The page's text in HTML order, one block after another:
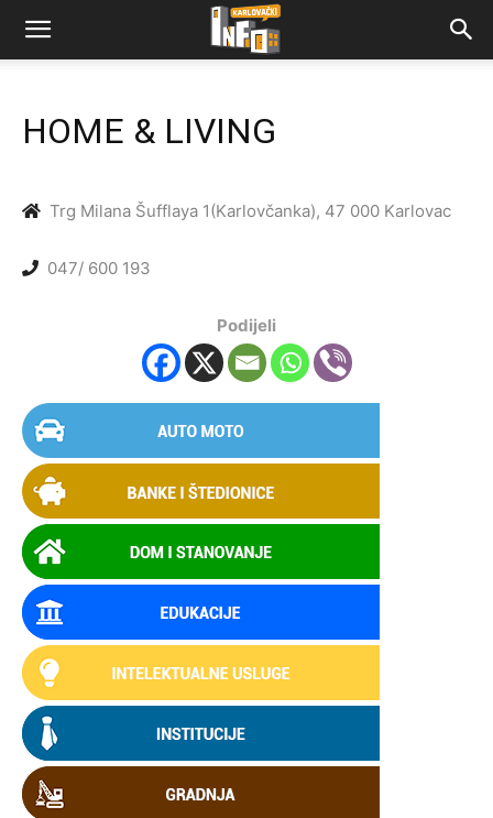
HOME & LIVING
Trg Milana Šufflaya 1(Karlovčanka), 47 000 Karlovac
047/ 600 193
Podijeli